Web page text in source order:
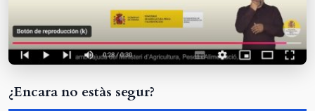
¿Encara no estàs segur?